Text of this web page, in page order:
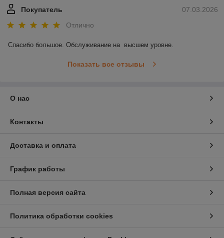
07.03.2026
Покупатель
Отлично
Спасибо большое. Обслуживание на  высшем уровне.
Показать все отзывы
О нас
Контакты
Доставка и оплата
График работы
Полная версия сайта
Политика обработки cookies